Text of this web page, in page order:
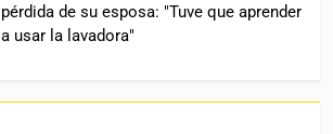
pérdida de su esposa: "Tuve que aprender
a usar la lavadora"